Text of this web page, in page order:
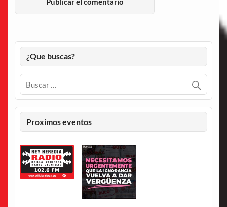
¿Que buscas?
Proximos eventos